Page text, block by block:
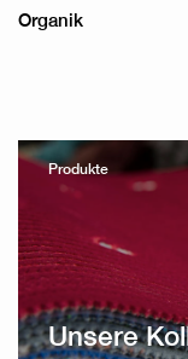
Organik
Produkte
Unsere